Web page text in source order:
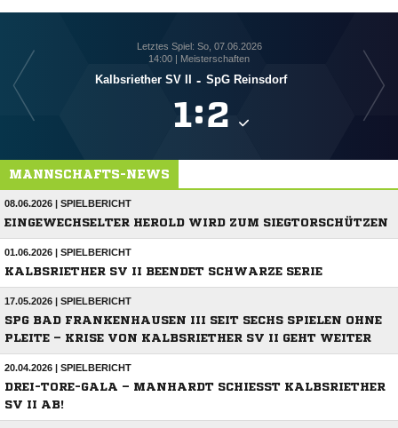
Letztes Spiel: So, 07.06.2026
14:00 | Meisterschaften
Kalbsriether SV II - SpG Reinsdorf
:
MANNSCHAFTS-NEWS
08.06.2026 | SPIELBERICHT
EINGEWECHSELTER HEROLD WIRD ZUM SIEGTORSCHÜTZEN
01.06.2026 | SPIELBERICHT
KALBSRIETHER SV II BEENDET SCHWARZE SERIE
17.05.2026 | SPIELBERICHT
SPG BAD FRANKENHAUSEN III SEIT SECHS SPIELEN OHNE
PLEITE – KRISE VON KALBSRIETHER SV II GEHT WEITER
20.04.2026 | SPIELBERICHT
DREI-TORE-GALA – MANHARDT SCHIESST KALBSRIETHER S
V II AB!